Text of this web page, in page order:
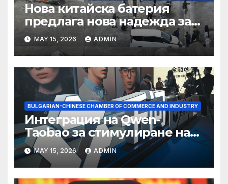
Нова китайска батерия
предлага нова надежда за
съхранение на водород
MAY 15, 2026 ADMIN
BULGARIAN-CHINESE CHAMBER OF COMMERCE AND INDUSTRY
Интеграция на Qwen-
Taobao за стимулиране на
пазаруването 618
MAY 15, 2026 ADMIN